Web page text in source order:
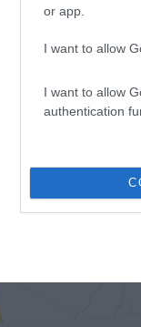
or app.
I want to allow
I want to allow
authentication
Cliciwch